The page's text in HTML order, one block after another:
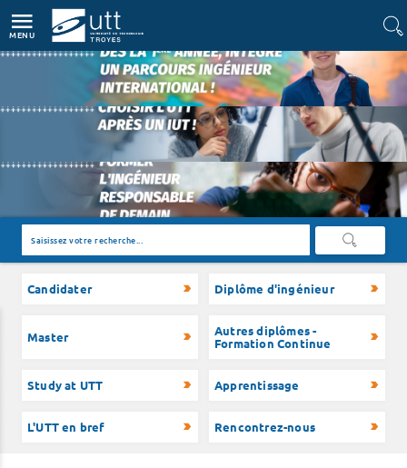
MENU
Lire la suite
Lire la suite
Lire la suite
Candidater Diplôme d'ingénieur
Master
Autres diplômes -
Formation Continue
Study at UTT Apprentissage
L'UTT en bref Rencontrez-nous